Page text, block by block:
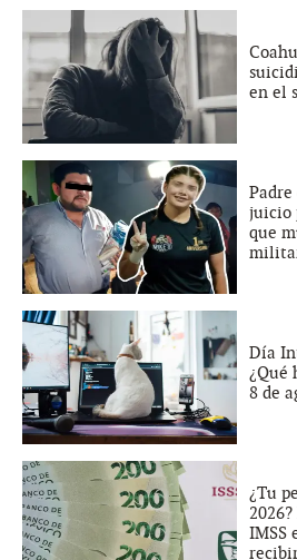
en el
juicio
que
Día
¿Qué
8 de
¿Tu
IMSS